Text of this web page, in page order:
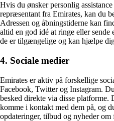
Hvis du ønsker personlig
repræsentant fra Emirates, kan du
Adressen og åbningstiderne kan
altid en god idé at ringe eller
de er tilgængelige og kan hjælpe
4. Sociale medier
Emirates er aktiv på forskellige
Facebook, Twitter og Instagram.
besked direkte via disse platforme.
komme i kontakt med dem på, og
opdateringer, tilbud og nyheder om